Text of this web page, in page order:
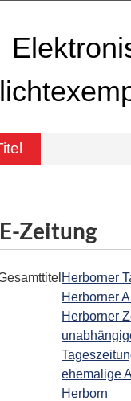
E-Zeitung
Herborner
Herborner
Herborner
ehemalige
Herborn